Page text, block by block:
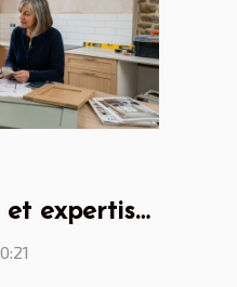
et expertise